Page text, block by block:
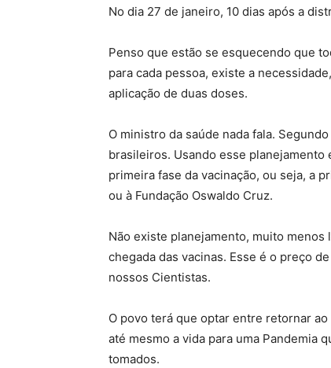
No dia 27 de janeiro, 10 dias após a
Penso que estão se esquecendo que
para cada pessoa, existe a
aplicação de duas doses.
O ministro da saúde nada fala.
brasileiros. Usando esse planejamento
primeira fase da vacinação, ou seja, a
ou à Fundação Oswaldo Cruz.
Não existe planejamento, muito
chegada das vacinas. Esse é o preço
nossos Cientistas.
O povo terá que optar entre retornar
até mesmo a vida para uma Pandemia
tomados.